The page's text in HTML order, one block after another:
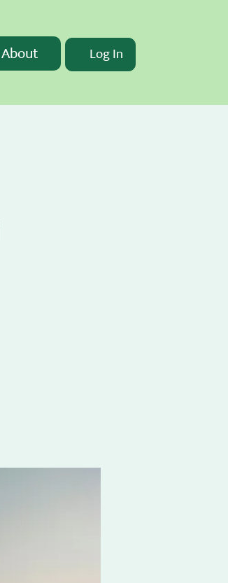
About Log In